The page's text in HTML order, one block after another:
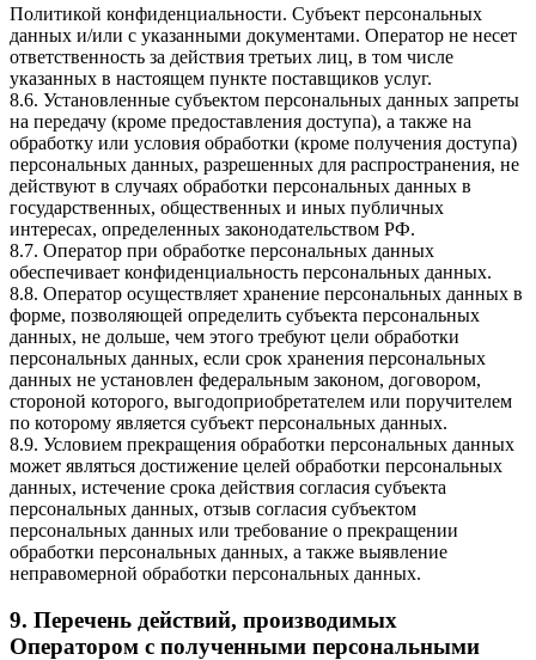
Политикой конфиденциальности. Субъект персональных
данных и/или с указанными документами. Оператор не несет
ответственность за действия третьих лиц, в том числе
указанных в настоящем пункте поставщиков услуг.
8.6. Установленные субъектом персональных данных запреты
на передачу (кроме предоставления доступа), а также на
обработку или условия обработки (кроме получения доступа)
персональных данных, разрешенных для распространения, не
действуют в случаях обработки персональных данных в
государственных, общественных и иных публичных
интересах, определенных законодательством РФ.
8.7. Оператор при обработке персональных данных
обеспечивает конфиденциальность персональных данных.
8.8. Оператор осуществляет хранение персональных данных в
форме, позволяющей определить субъекта персональных
данных, не дольше, чем этого требуют цели обработки
персональных данных, если срок хранения персональных
данных не установлен федеральным законом, договором,
стороной которого, выгодоприобретателем или поручителем
по которому является субъект персональных данных.
8.9. Условием прекращения обработки персональных данных
может являться достижение целей обработки персональных
данных, истечение срока действия согласия субъекта
персональных данных, отзыв согласия субъектом
персональных данных или требование о прекращении
обработки персональных данных, а также выявление
неправомерной обработки персональных данных.
9. Перечень действий, производимых
Оператором с полученными персональными